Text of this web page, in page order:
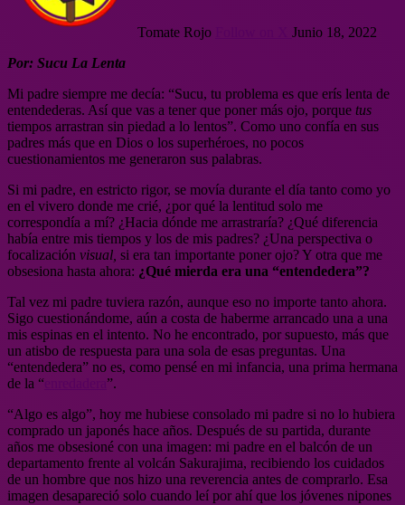
Tomate Rojo
Junio 18, 2022
Por: Sucu La Lenta
Mi padre siempre me decía: “Sucu, tu problema es que erís lenta de
entendederas. Así que vas a tener que poner más ojo, porque tus
tiempos arrastran sin piedad a lo lentos”. Como uno confía en sus
padres más que en Dios o los superhéroes, no pocos
cuestionamientos me generaron sus palabras.
Si mi padre, en estricto rigor, se movía durante el día tanto como yo
en el vivero donde me crié, ¿por qué la lentitud solo me
correspondía a mí? ¿Hacia dónde me arrastraría? ¿Qué diferencia
había entre mis tiempos y los de mis padres? ¿Una perspectiva o
focalización visual, si era tan importante poner ojo? Y otra que me
obsesiona hasta ahora: ¿Qué mierda era una “entendedera”?
Tal vez mi padre tuviera razón, aunque eso no importe tanto ahora.
Sigo cuestionándome, aún a costa de haberme arrancado una a una
mis espinas en el intento. No he encontrado, por supuesto, más que
un atisbo de respuesta para una sola de esas preguntas. Una
“entendedera” no es, como pensé en mi infancia, una prima hermana
de la “
”.
“Algo es algo”, hoy me hubiese consolado mi padre si no lo hubiera
comprado un japonés hace años. Después de su partida, durante
años me obsesioné con una imagen: mi padre en el balcón de un
departamento frente al volcán Sakurajima, recibiendo los cuidados
de un hombre que nos hizo una reverencia antes de comprarlo. Esa
imagen desapareció solo cuando leí por ahí que los jóvenes nipones